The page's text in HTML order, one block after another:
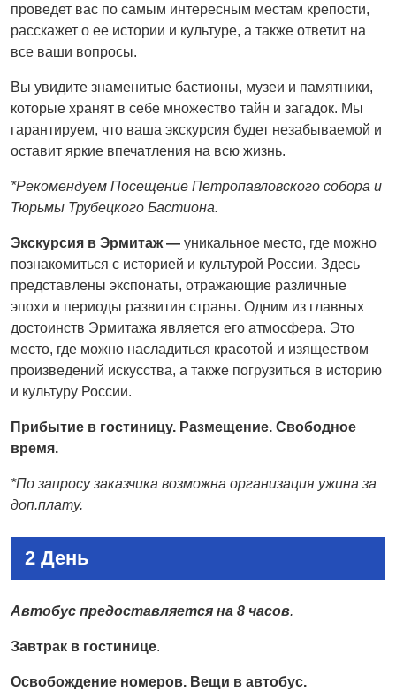
проведет вас по самым интересным местам крепости,
расскажет о ее истории и культуре, а также ответит на
все ваши вопросы.
Вы увидите знаменитые бастионы, музеи и памятники,
которые хранят в себе множество тайн и загадок. Мы
гарантируем, что ваша экскурсия будет незабываемой и
оставит яркие впечатления на всю жизнь.
*Рекомендуем Посещение Петропавловского собора и
Тюрьмы Трубецкого Бастиона.
Экскурсия в Эрмитаж — уникальное место, где можно
познакомиться с историей и культурой России. Здесь
представлены экспонаты, отражающие различные
эпохи и периоды развития страны. Одним из главных
достоинств Эрмитажа является его атмосфера. Это
место, где можно насладиться красотой и изяществом
произведений искусства, а также погрузиться в историю
и культуру России.
Прибытие в гостиницу. Размещение. Свободное
время.
*По запросу заказчика возможна организация ужина за
доп.плату.
2 День
Автобус предоставляется на 8 часов.
Завтрак в гостинице.
Освобождение номеров. Вещи в автобус.